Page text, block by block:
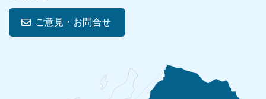
ご意見・お問合せ